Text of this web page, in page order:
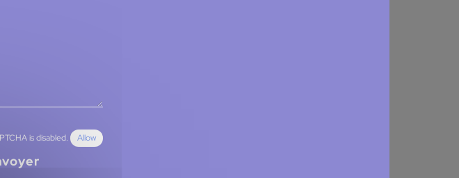
is disabled. Allow